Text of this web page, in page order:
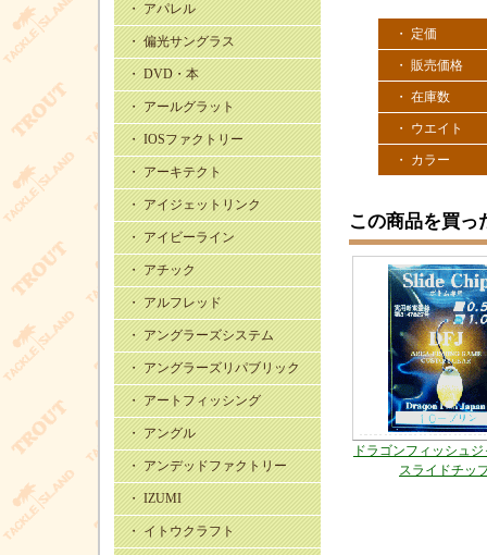
・ アパレル
・ 偏光サングラス
・ DVD・本
・ アールグラット
・ IOSファクトリー
・ アーキテクト
・ アイジェットリンク
・ アイビーライン
・ アチック
・ アルフレッド
・ アングラーズシステム
・ アングラーズリパブリック
・ アートフィッシング
・ アングル
・ アンデッドファクトリー
・ IZUMI
・ イトウクラフト
・ 定価
・ 販売価格
・ 在庫数
・ ウエイト
・ カラー
この商品を買っ
ドラゴンフィッシュ
スライドチッ